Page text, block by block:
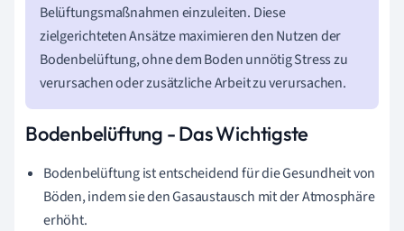
Belüftungsmaßnahmen einzuleiten. Diese
zielgerichteten Ansätze maximieren den Nutzen der
Bodenbelüftung, ohne dem Boden unnötig Stress zu
verursachen oder zusätzliche Arbeit zu verursachen.
Bodenbelüftung - Das Wichtigste
Bodenbelüftung ist entscheidend für die Gesundheit von
Böden, indem sie den Gasaustausch mit der Atmosphäre
erhöht.